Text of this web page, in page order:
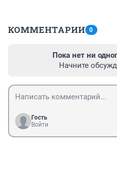
КОММЕНТАРИИ 0
Пока нет ни
Начните
Гость
Войти